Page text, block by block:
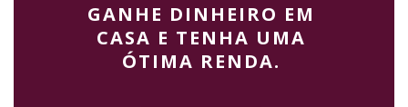
GANHE DINHEIRO EM
CASA E TENHA UMA
ÓTIMA RENDA.